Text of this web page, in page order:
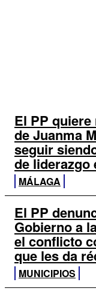
El PP
de Juanma
seguir
de liderazgo
MÁLAGA
El PP
Gobierno a
el conflicto
que les da
MUNICIPIOS